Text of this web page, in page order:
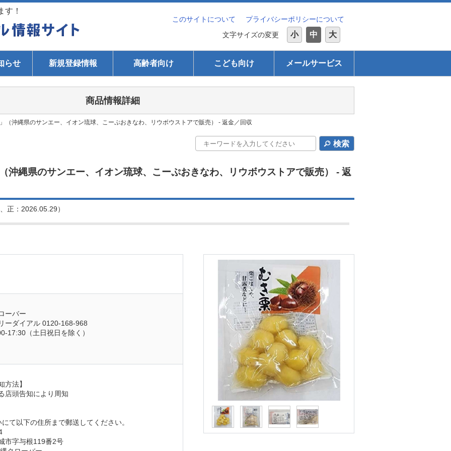
す！
このサイトについて
プライバシーポリシーについて
文字サイズの変更
小 中 大
らせ 新規登録情報 高齢者向け こども向け メールサービス
商品情報詳細
（沖縄県のサンエー、イオン琉球、こーぷおきなわ、リウボウストアで販売） - 返金／回収
検索
沖縄県のサンエー、イオン琉球、こーぷおきなわ、リウボウストアで販売） - 返
正：2026.05.29）
ーバー
ダイアル 0120-168-968
（土日祝日を除く）
方法】
頭告知により周知
て以下の住所まで郵送してください。
字与根119番2号